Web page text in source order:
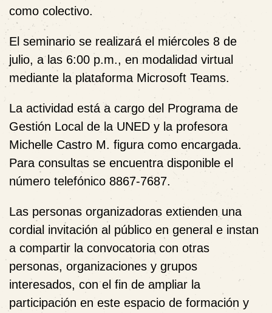
como colectivo.
El seminario se realizará el miércoles 8 de
julio, a las 6:00 p.m., en modalidad virtual
mediante la plataforma Microsoft Teams.
La actividad está a cargo del Programa de
Gestión Local de la UNED y la profesora
Michelle Castro M. figura como encargada.
Para consultas se encuentra disponible el
número telefónico 8867-7687.
Las personas organizadoras extienden una
cordial invitación al público en general e instan
a compartir la convocatoria con otras
personas, organizaciones y grupos
interesados, con el fin de ampliar la
participación en este espacio de formación y